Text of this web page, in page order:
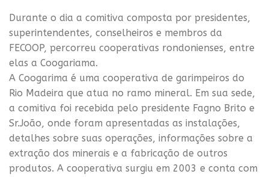
Durante o dia a comitiva composta por presidentes,
superintendentes, conselheiros e membros da
FECOOP, percorreu cooperativas rondonienses, entre
elas a Coogariama.
A Coogarima é uma cooperativa de garimpeiros do
Rio Madeira que atua no ramo mineral. Em sua sede,
a comitiva foi recebida pelo presidente Fagno Brito e
Sr.João, onde foram apresentadas as instalações,
detalhes sobre suas operações, informações sobre a
extração dos minerais e a fabricação de outros
produtos. A cooperativa surgiu em 2003 e conta com